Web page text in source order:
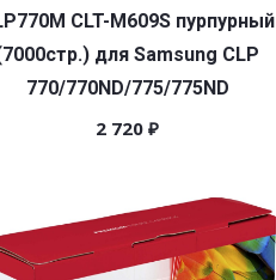
CLT-M609S пурпурный
для Samsung CLP
770/770ND/775/775ND
2 720 ₽